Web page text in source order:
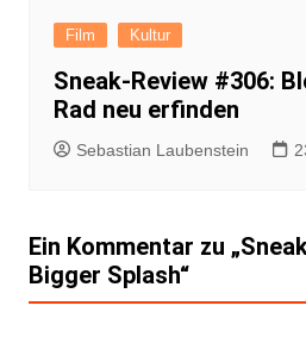
Film Kultur
Sneak-Review #306:
Rad neu erfinden
Sebastian Laubenstein
Ein Kommentar zu „
Bigger Splash“